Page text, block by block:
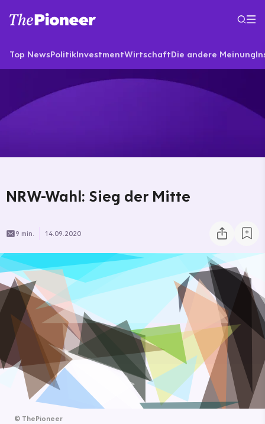
Top NewsPolitikInvestmentWirtschaftDie andere Meinung
NRW-Wahl: Sieg der Mitte
9 min. 14.09.2020
© ThePioneer